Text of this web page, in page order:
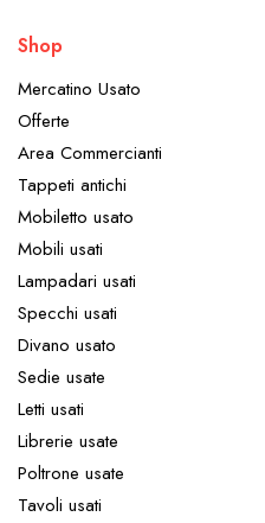
Shop
Mercatino Usato
Offerte
Area Commercianti
Tappeti antichi
Mobiletto usato
Mobili usati
Lampadari usati
Specchi usati
Divano usato
Sedie usate
Letti usati
Librerie usate
Poltrone usate
Tavoli usati